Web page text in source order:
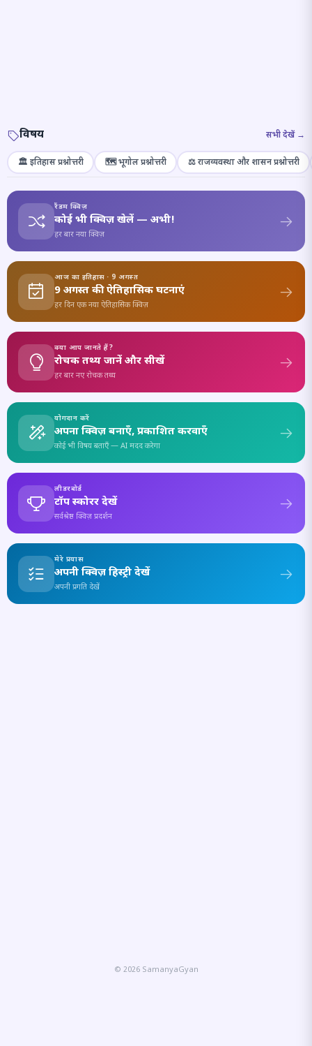
विषय सभी देखें →
🏛️ इतिहास प्रश्नोत्तरी 🗺️ भूगोल प्रश्नोत्तरी ⚖️ राजव्यवस्था और शासन प्रश्नोत्तरी
रैंडम क्विज़
कोई भी क्विज़ खेलें — अभी!
हर बार नया क्विज़
आज का इतिहास · 9 अगस्त
9 अगस्त की ऐतिहासिक घटनाएं
हर दिन एक नया ऐतिहासिक क्विज़
क्या आप जानते हैं?
रोचक तथ्य जानें और सीखें
हर बार नए रोचक तथ्य
योगदान करें
अपना क्विज़ बनाएँ, प्रकाशित करवाएँ
कोई भी विषय बताएँ — AI मदद करेगा
लीडरबोर्ड
टॉप स्कोरर देखें
सर्वश्रेष्ठ क्विज़ प्रदर्शन
मेरे प्रयास
अपनी क्विज़ हिस्ट्री देखें
अपनी प्रगति देखें
© 2026 SamanyaGyan